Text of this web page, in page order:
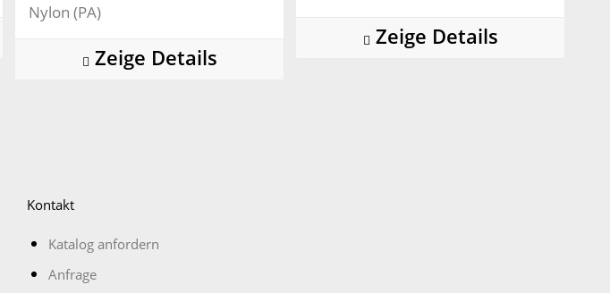
Nylon (PA)
Zeige Details
Zeige Details
Kontakt
Katalog anfordern
Anfrage